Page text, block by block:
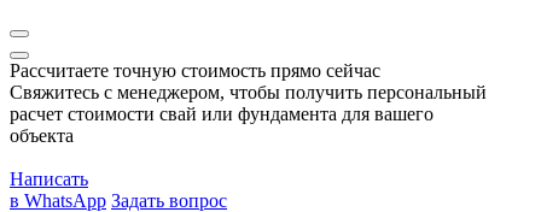
Рассчитаете точную стоимость прямо сейчас
Свяжитесь с менеджером, чтобы получить персональный
расчет стоимости свай или фундамента для вашего
объекта
Написать
в WhatsApp Задать вопрос